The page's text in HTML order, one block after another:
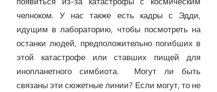
челноком. У нас также есть кадры с Эдди,
идущим в лабораторию, чтобы посмотреть на
останки людей, предположительно погибших в
этой катастрофе или ставших пищей для
инопланетного симбиота. Могут ли быть
связаны эти сюжетные линии? Если могут, то не